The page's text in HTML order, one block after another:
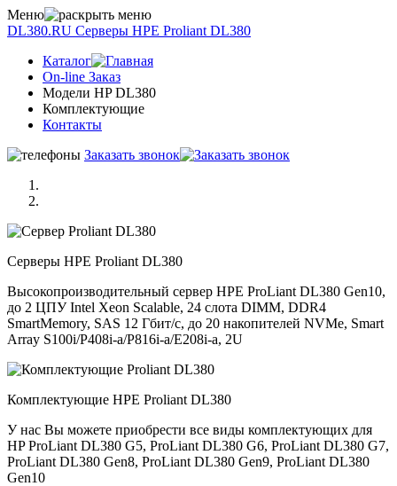
Меню
DL380.RU Серверы НРE Prоliаnt DL380
Каталог
On-line Заказ
Модели HP DL380
Комплектующие
Контакты
Заказать звонок
Серверы НРE Prоliаnt DL380
Высокопроизводительный сервер HPE ProLiant DL380 Gen10,
до 2 ЦПУ Intel Xeon Scalable, 24 слота DIMM, DDR4
SmartMemory, SAS 12 Гбит/с, до 20 накопителей NVMe, Smart
Array S100i/P408i-a/P816i-a/E208i-a, 2U
Комплектующие НРE Prоliаnt DL380
У нас Вы можете приобрести все виды комплектующих для
HP ProLiant DL380 G5, ProLiant DL380 G6, ProLiant DL380 G7,
ProLiant DL380 Gen8, ProLiant DL380 Gen9, ProLiant DL380
Gen10